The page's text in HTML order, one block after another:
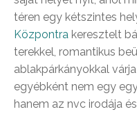
téren egy kétszintes
Központra keresztelt
terekkel, romantikus
ablakpárkányokkal
egyébként nem egy
hanem az nvc irodája